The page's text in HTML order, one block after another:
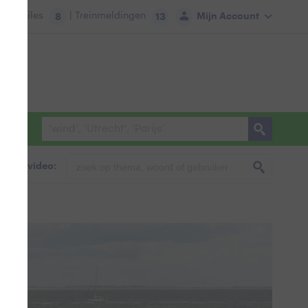
Mijn Account
Files 8 | Treinmeldingen 13
& video: